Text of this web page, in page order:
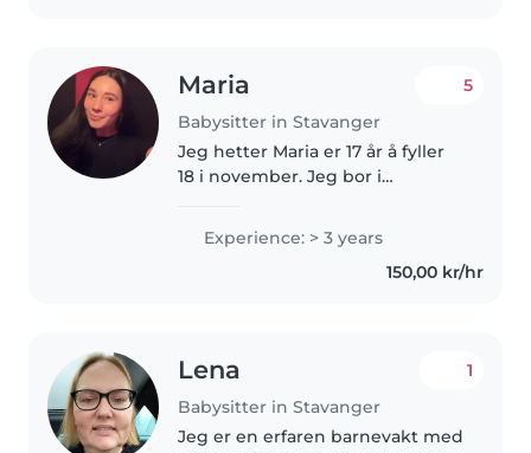
Maria
Babysitter in Stavanger
5
Jeg hetter Maria er 17 år å fyller
18 i november. Jeg bor i
og ungdom på vg2 vi er ute i
praksis 2 ganger i uken på en
barneskole. Jeg elsker å vær..
Experience: > 3 years
150,00 kr/hr
Lena
Babysitter in Stavanger
1
Jeg er en erfaren barnevakt med